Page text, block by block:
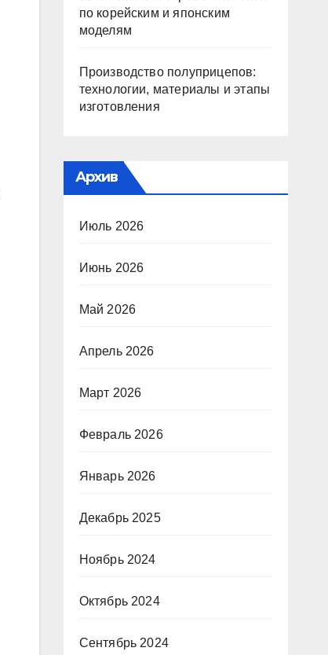
по корейским и японским
моделям
Производство полуприцепов:
технологии, материалы и этапы
изготовления
Архив
Июль 2026
Июнь 2026
Май 2026
Апрель 2026
Март 2026
Февраль 2026
Январь 2026
Декабрь 2025
Ноябрь 2024
Октябрь 2024
Сентябрь 2024